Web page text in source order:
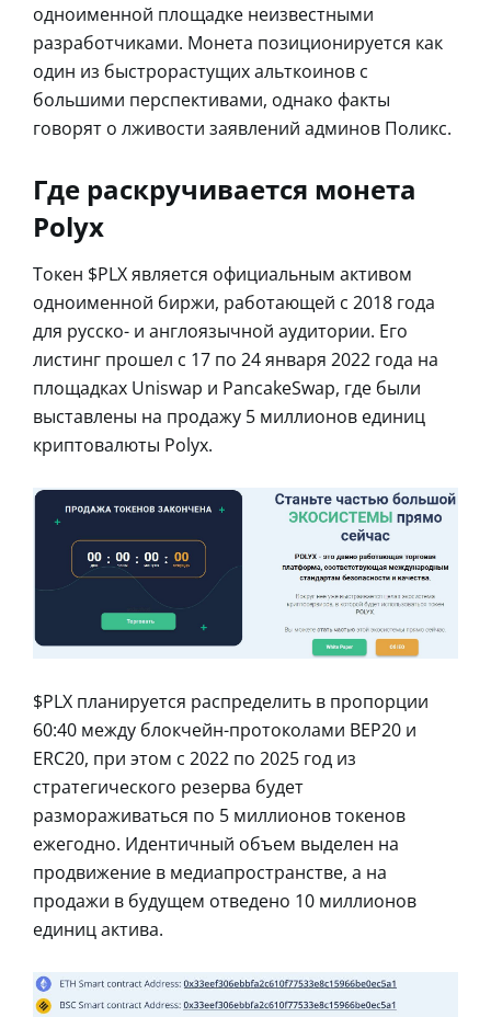
одноименной площадке неизвестными
разработчиками. Монета позиционируется как
один из быстрорастущих альткоинов с
большими перспективами, однако факты
говорят о лживости заявлений админов Поликс.
Где раскручивается монета
Polyx
Токен $PLX является официальным активом
одноименной биржи, работающей с 2018 года
для русско- и англоязычной аудитории. Его
листинг прошел с 17 по 24 января 2022 года на
площадках Uniswap и PancakeSwap, где были
выставлены на продажу 5 миллионов единиц
криптовалюты Polyx.
$PLX планируется распределить в пропорции
60:40 между блокчейн-протоколами BEP20 и
ERC20, при этом с 2022 по 2025 год из
стратегического резерва будет
размораживаться по 5 миллионов токенов
ежегодно. Идентичный объем выделен на
продвижение в медиапространстве, а на
продажи в будущем отведено 10 миллионов
единиц актива.